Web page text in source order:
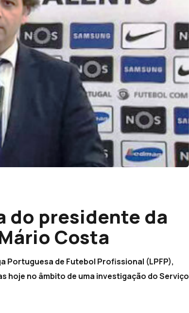
do presidente da
Costa
Portuguesa de Futebol Profissional (LPFP),
hoje no âmbito de uma investigação do Serviço